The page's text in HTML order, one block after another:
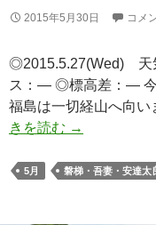
2015年5月30日 コメ
◎2015.5.27(Wed)
ス：— ◎標高差：— 今
福島は一切経山へ向
きを読む 日
三
→
5月 磐梯・吾妻・安達太